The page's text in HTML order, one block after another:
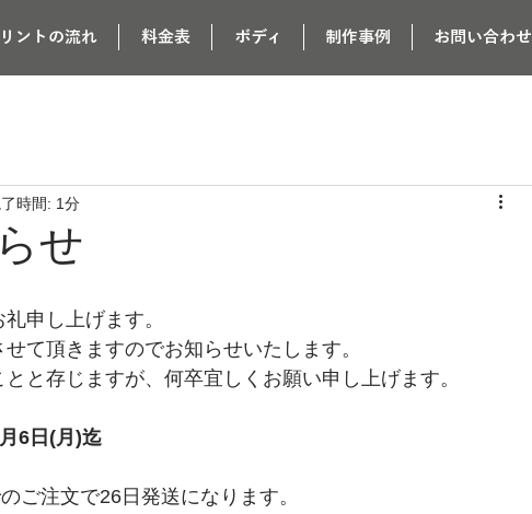
ントの流れ 料金表 ボディ 制作事例 お問い合わせ
せ
時間: 1分
申し上げます。
て頂きますのでお知らせいたします。
と存じますが、何卒宜しくお願い申し上げます。
6日(月)迄
ご注文で26日発送になります。